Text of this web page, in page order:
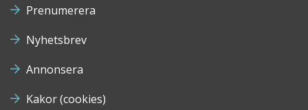
Prenumerera
Nyhetsbrev
Annonsera
Kakor (cookies)